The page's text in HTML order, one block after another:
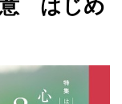
意 はじめ